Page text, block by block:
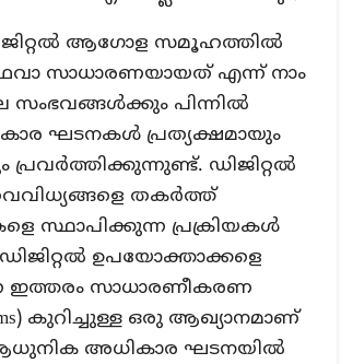
ആഗോള സമൂഹത്തിൽ
സാധാരണയായത് എന്ന് നാം
സംഭവങ്ങൾക്കും പിന്നിൽ
ഘടനകൾ പ്രത്യക്ഷമായും
ഡിജിറ്റൽ
തകർത്ത്
സ്ഥാപിക്കുന്ന പ്രക്രിയകൾ
ഉപയോക്താക്കളെ
ഇത്തരം സാധാരണീകരണ
കുറിച്ചുള്ള ഒരു ആഖ്യാനമാണ്
അധികാര ഘടനയിൽ